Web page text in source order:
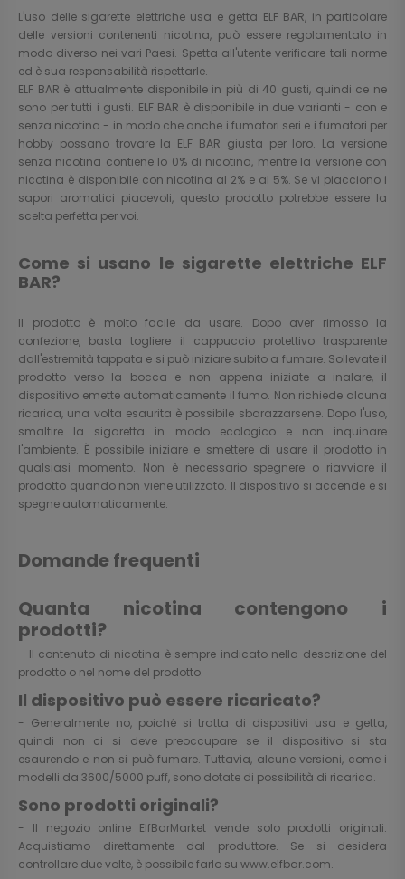
L'uso delle sigarette elettriche usa e getta ELF BAR, in particolare
delle versioni contenenti nicotina, può essere regolamentato in
modo diverso nei vari Paesi. Spetta all'utente verificare tali norme
ed è sua responsabilità rispettarle.
ELF BAR è attualmente disponibile in più di 40 gusti, quindi ce ne
sono per tutti i gusti. ELF BAR è disponibile in due varianti - con e
senza nicotina - in modo che anche i fumatori seri e i fumatori per
hobby possano trovare la ELF BAR giusta per loro. La versione
senza nicotina contiene lo 0% di nicotina, mentre la versione con
nicotina è disponibile con nicotina al 2% e al 5%. Se vi piacciono i
sapori aromatici piacevoli, questo prodotto potrebbe essere la
scelta perfetta per voi.
Come si usano le sigarette elettriche ELF
BAR?
Il prodotto è molto facile da usare. Dopo aver rimosso la
confezione, basta togliere il cappuccio protettivo trasparente
dall'estremità tappata e si può iniziare subito a fumare. Sollevate il
prodotto verso la bocca e non appena iniziate a inalare, il
dispositivo emette automaticamente il fumo. Non richiede alcuna
ricarica, una volta esaurita è possibile sbarazzarsene. Dopo l'uso,
smaltire la sigaretta in modo ecologico e non inquinare
l'ambiente. È possibile iniziare e smettere di usare il prodotto in
qualsiasi momento. Non è necessario spegnere o riavviare il
prodotto quando non viene utilizzato. Il dispositivo si accende e si
spegne automaticamente.
Domande frequenti
Quanta nicotina contengono i
prodotti?
- Il contenuto di nicotina è sempre indicato nella descrizione del
prodotto o nel nome del prodotto.
Il dispositivo può essere ricaricato?
- Generalmente no, poiché si tratta di dispositivi usa e getta,
quindi non ci si deve preoccupare se il dispositivo si sta
esaurendo e non si può fumare. Tuttavia, alcune versioni, come i
modelli da 3600/5000 puff, sono dotate di possibilità di ricarica.
Sono prodotti originali?
- Il negozio online ElfBarMarket vende solo prodotti originali.
Acquistiamo direttamente dal produttore. Se si desidera
controllare due volte, è possibile farlo su www.elfbar.com.